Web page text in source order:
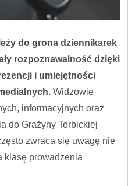
do grona dziennikarek
rozpoznawalność dzięki
i umiejętności
Widzowie
informacyjnych oraz
do Grażyny Torbickiej
zwraca się uwagę nie
klasę prowadzenia